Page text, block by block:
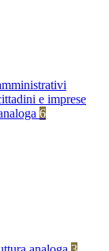
e imprese
6